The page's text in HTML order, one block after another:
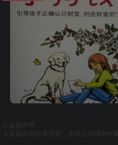
版权声明
文章版权归作者所有，未经允许请勿转载